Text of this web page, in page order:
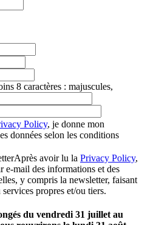
8 caractères : majuscules,
Policy, je donne mon
données selon les conditions
Après avoir lu la Privacy Policy,
e-mail des informations et des
y compris la newsletter, faisant
propres et/ou tiers.
du vendredi 31 juillet au